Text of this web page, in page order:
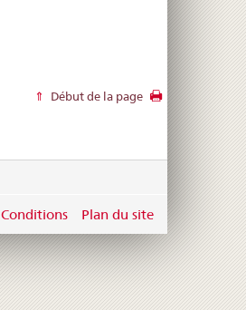
Début de la page
Conditions Plan du site